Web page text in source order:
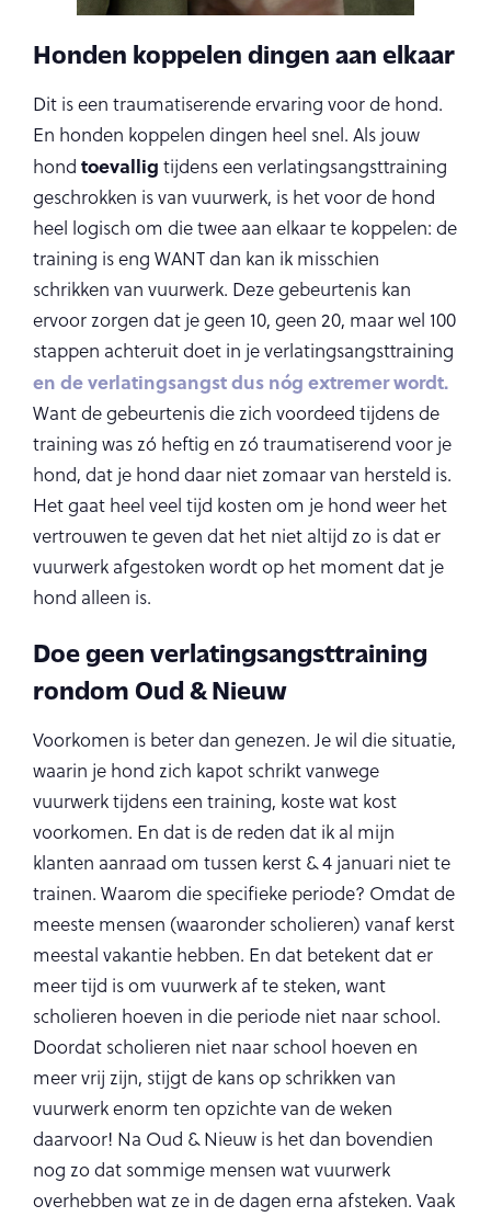
Honden koppelen dingen aan elkaar
Dit is een traumatiserende ervaring voor de hond.
En honden koppelen dingen heel snel. Als jouw
hond toevallig tijdens een verlatingsangsttraining
geschrokken is van vuurwerk, is het voor de hond
heel logisch om die twee aan elkaar te koppelen: de
training is eng WANT dan kan ik misschien
schrikken van vuurwerk. Deze gebeurtenis kan
ervoor zorgen dat je geen 10, geen 20, maar wel 100
stappen achteruit doet in je verlatingsangsttraining
en de verlatingsangst dus nóg extremer wordt.
Want de gebeurtenis die zich voordeed tijdens de
training was zó heftig en zó traumatiserend voor je
hond, dat je hond daar niet zomaar van hersteld is.
Het gaat heel veel tijd kosten om je hond weer het
vertrouwen te geven dat het niet altijd zo is dat er
vuurwerk afgestoken wordt op het moment dat je
hond alleen is.
Doe geen verlatingsangsttraining
rondom Oud & Nieuw
Voorkomen is beter dan genezen. Je wil die situatie,
waarin je hond zich kapot schrikt vanwege
vuurwerk tijdens een training, koste wat kost
voorkomen. En dat is de reden dat ik al mijn
klanten aanraad om tussen kerst & 4 januari niet te
trainen. Waarom die specifieke periode? Omdat de
meeste mensen (waaronder scholieren) vanaf kerst
meestal vakantie hebben. En dat betekent dat er
meer tijd is om vuurwerk af te steken, want
scholieren hoeven in die periode niet naar school.
Doordat scholieren niet naar school hoeven en
meer vrij zijn, stijgt de kans op schrikken van
vuurwerk enorm ten opzichte van de weken
daarvoor! Na Oud & Nieuw is het dan bovendien
nog zo dat sommige mensen wat vuurwerk
overhebben wat ze in de dagen erna afsteken. Vaak